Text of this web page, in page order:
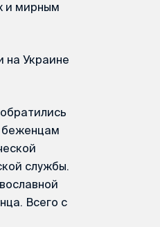
и мирным
на Украине
беженцам
службы.
Всего с